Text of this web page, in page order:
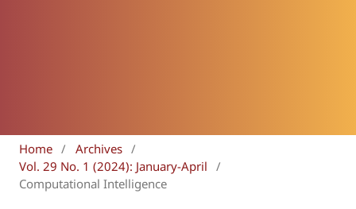
Home / Archives /
Vol. 29 No. 1 (2024): January-April
/
Computational Intelligence